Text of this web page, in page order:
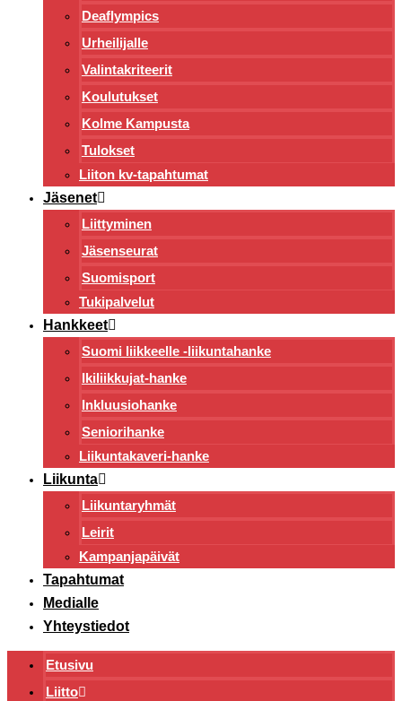
Deaflympics
Urheilijalle
Valintakriteerit
Koulutukset
Kolme Kampusta
Tulokset
Liiton kv-tapahtumat
Jäsenet
Liittyminen
Jäsenseurat
Suomisport
Tukipalvelut
Hankkeet
Suomi liikkeelle -liikuntahanke
Ikiliikkujat-hanke
Inkluusiohanke
Seniorihanke
Liikuntakaveri-hanke
Liikunta
Liikuntaryhmät
Leirit
Kampanjapäivät
Tapahtumat
Medialle
Yhteystiedot
Etusivu
Liitto